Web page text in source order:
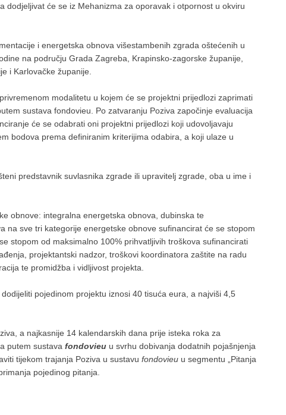
dodjeljivat će se iz Mehanizma za oporavak i otpornost u okviru
i energetska obnova višestambenih zgrada oštećenih u
na području Grada Zagreba, Krapinsko-zagorske županije,
i Karlovačke županije.
modalitetu u kojem će se projektni prijedlozi zaprimati
sustava fondovieu. Po zatvaranju Poziva započinje evaluacija
će se odabrati oni projektni prijedlozi koji udovoljavaju
bodova prema definiranim kriterijima odabira, a koji ulaze u
predstavnik suvlasnika zgrade ili upravitelj zgrade, oba u ime i
obnove: integralna energetska obnova, dubinska te
na sve tri kategorije energetske obnove sufinancirat će se stopom
stopom od maksimalno 100% prihvatljivih troškova sufinancirati
projektantski nadzor, troškovi koordinatora zaštite na radu
te promidžba i vidljivost projekta.
pojedinom projektu iznosi 40 tisuća eura, a najviši 4,5
a najkasnije 14 kalendarskih dana prije isteka roka za
putem sustava fondovieu u svrhu dobivanja dodatnih pojašnjenja
tijekom trajanja Poziva u sustavu fondovieu u segmentu „Pitanja
pojedinog pitanja.